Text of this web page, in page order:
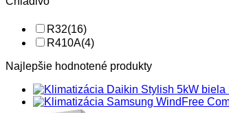
R32(16)
R410A(4)
Najlepšie hodnotené produkty